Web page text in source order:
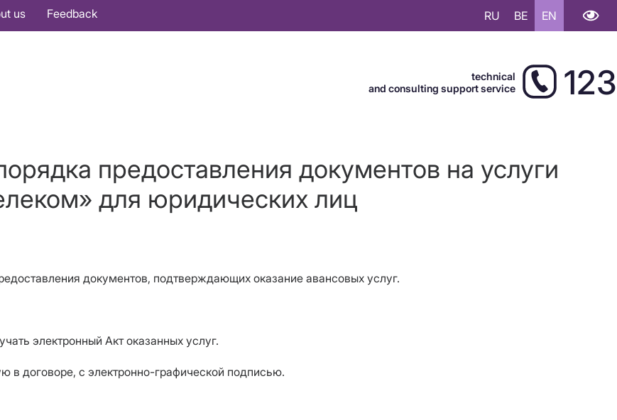
us Feedback RU BE EN
technical
and consulting support service
123
предоставления документов на услуги
для юридических лиц
документов, подтверждающих оказание авансовых услуг.
электронный Акт оказанных услуг.
в договоре, с электронно-графической подписью.